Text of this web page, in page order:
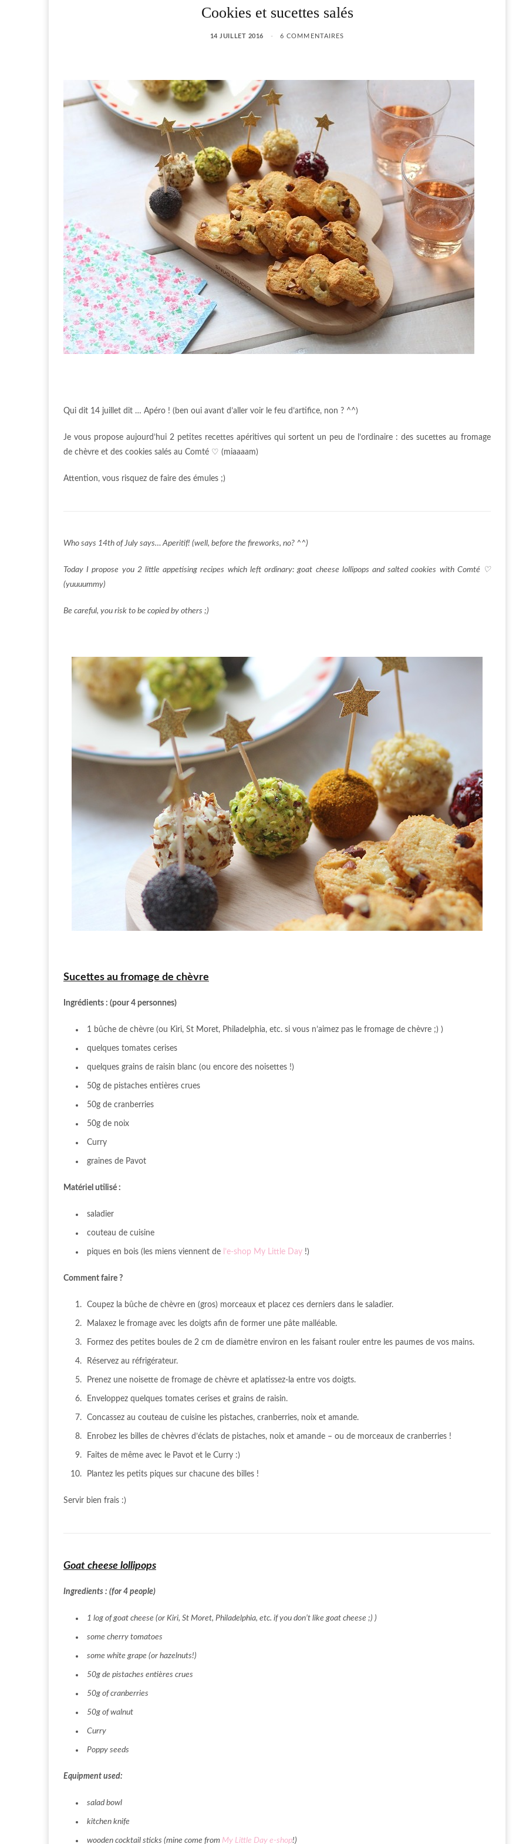
Cookies et sucettes salés
14 JUILLET 2016 6 COMMENTAIRES
Qui dit 14 juillet dit … Apéro ! (ben oui avant d’aller voir le feu d’artifice, non ? ^^)
Je vous propose aujourd’hui 2 petites recettes apéritives qui sortent un peu de l’ordinaire : des sucettes au fromage
de chèvre et des cookies salés au Comté ♡ (miaaaam)
Attention, vous risquez de faire des émules ;)
Who says 14th of July says… Aperitif! (well, before the fireworks, no? ^^)
Today I propose you 2 little appetising recipes which left ordinary: goat cheese lollipops and salted cookies with Comté ♡
(yuuuummy)
Be careful, you risk to be copied by others ;)
Sucettes au fromage de chèvre
Ingrédients : (pour 4 personnes)
1 bûche de chèvre (ou Kiri, St Moret, Philadelphia, etc. si vous n’aimez pas le fromage de chèvre ;) )
quelques tomates cerises
quelques grains de raisin blanc (ou encore des noisettes !)
50g de pistaches entières crues
50g de cranberries
50g de noix
Curry
graines de Pavot
Matériel utilisé :
saladier
couteau de cuisine
piques en bois (les miens viennent de l’e-shop My Little Day !)
Comment faire ?
Coupez la bûche de chèvre en (gros) morceaux et placez ces derniers dans le saladier.
Malaxez le fromage avec les doigts afin de former une pâte malléable.
Formez des petites boules de 2 cm de diamètre environ en les faisant rouler entre les paumes de vos mains.
Réservez au réfrigérateur.
Prenez une noisette de fromage de chèvre et aplatissez-la entre vos doigts.
Enveloppez quelques tomates cerises et grains de raisin.
Concassez au couteau de cuisine les pistaches, cranberries, noix et amande.
Enrobez les billes de chèvres d’éclats de pistaches, noix et amande – ou de morceaux de cranberries !
Faites de même avec le Pavot et le Curry :)
Plantez les petits piques sur chacune des billes !
Servir bien frais :)
Goat cheese lollipops
Ingredients : (for 4 people)
1 log of goat cheese (or Kiri, St Moret, Philadelphia, etc. if you don’t like goat cheese ;) )
some cherry tomatoes
some white grape (or hazelnuts!)
50g de pistaches entières crues
50g of cranberries
50g of walnut
Curry
Poppy seeds
Equipment used:
salad bowl
kitchen knife
wooden cocktail sticks (mine come from My Little Day e-shop!)